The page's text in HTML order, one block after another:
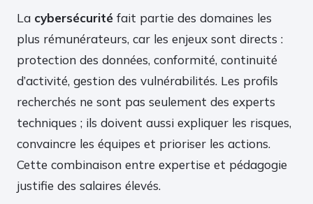
La cybersécurité fait partie des domaines les
plus rémunérateurs, car les enjeux sont directs :
protection des données, conformité, continuité
d’activité, gestion des vulnérabilités. Les profils
recherchés ne sont pas seulement des experts
techniques ; ils doivent aussi expliquer les risques,
convaincre les équipes et prioriser les actions.
Cette combinaison entre expertise et pédagogie
justifie des salaires élevés.